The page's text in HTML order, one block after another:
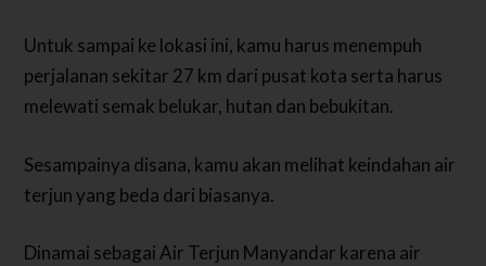
Untuk sampai ke lokasi ini, kamu harus menempuh
perjalanan sekitar 27 km dari pusat kota serta harus
melewati semak belukar, hutan dan bebukitan.
Sesampainya disana, kamu akan melihat keindahan air
terjun yang beda dari biasanya.
Dinamai sebagai Air Terjun Manyandar karena air